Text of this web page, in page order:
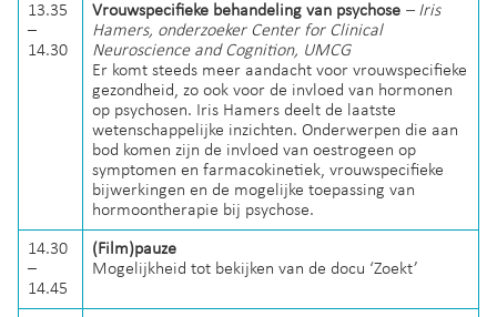
13.35
–
14.30
Vrouwspecifieke behandeling van psychose – Iris
Hamers, onderzoeker Center for Clinical
Neuroscience and Cognition, UMCG
Er komt steeds meer aandacht voor vrouwspecifieke
gezondheid, zo ook voor de invloed van hormonen
op psychosen. Iris Hamers deelt de laatste
wetenschappelijke inzichten. Onderwerpen die aan
bod komen zijn de invloed van oestrogeen op
symptomen en farmacokinetiek, vrouwspecifieke
bijwerkingen en de mogelijke toepassing van
hormoontherapie bij psychose.
14.30
–
14.45
(Film)pauze
Mogelijkheid tot bekijken van de docu ‘Zoekt’